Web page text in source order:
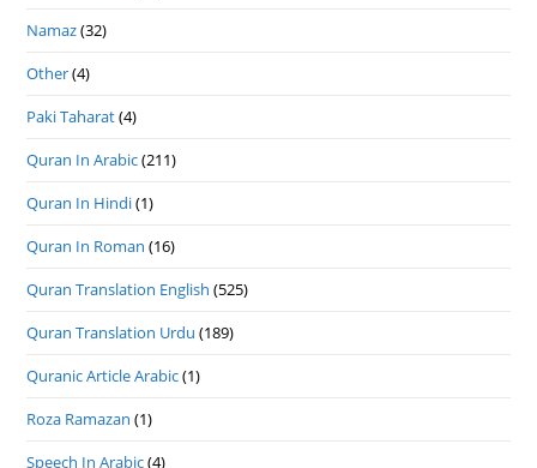
Namaz(32)
Other(4)
Paki Taharat(4)
Quran In Arabic(211)
Quran In Hindi(1)
Quran In Roman (16)
Quran Translation English (525)
Quran Translation Urdu (189)
Quranic Article Arabic(1)
Roza Ramazan (1)
Speech In Arabic(4)